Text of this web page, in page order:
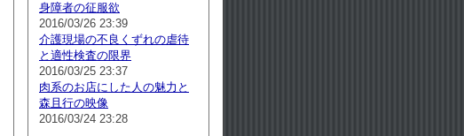
身障者の征服欲
2016/03/26 23:39
介護現場の不良くずれの虐待
と適性検査の限界
2016/03/25 23:37
肉系のお店にした人の魅力と
森且行の映像
2016/03/24 23:28